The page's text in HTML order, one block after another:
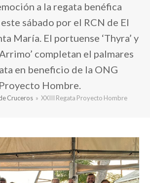
a la regata benéfica
sábado por el RCN de El
María. El portuense ‘Thyra’ y
completan el palmares
en beneficio de la ONG
Proyecto Hombre.
Cruceros » XXIII Regata Proyecto Hombre